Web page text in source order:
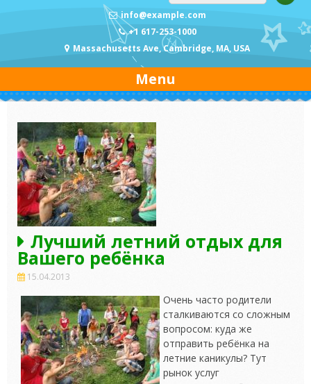
info@example.com
+1 617-253-1000
Massachusetts Ave, Cambridge, MA, USA
Menu
Лучший летний отдых для
Вашего ребёнка
15.04.2013
Очень часто родители
сталкиваются со сложным
вопросом: куда же
отправить ребёнка на
летние каникулы? Тут
рынок услуг